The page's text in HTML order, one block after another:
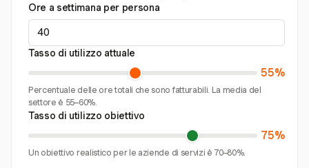
Ore a settimana per persona
Tasso di utilizzo attuale
55%
Percentuale delle ore totali che sono fatturabili. La media del
settore è 55–60%.
Tasso di utilizzo obiettivo
75%
Un obiettivo realistico per le aziende di servizi è 70–80%.